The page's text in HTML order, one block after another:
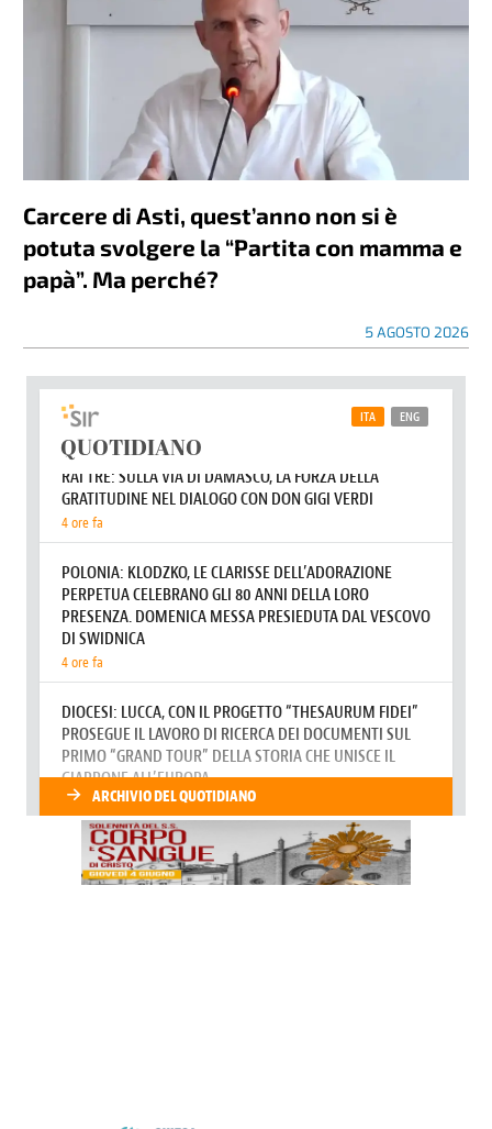
Carcere di Asti, quest’anno non si è
potuta svolgere la “Partita con mamma e
papà”. Ma perché?
5 AGOSTO 2026